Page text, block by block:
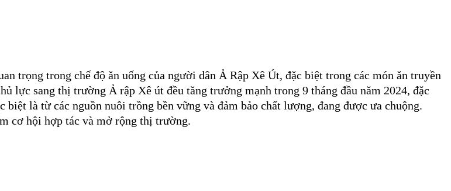
trọng trong chế độ ăn uống của người dân Ả Rập Xê Út, đặc biệt trong các món ăn truyền
lực sang thị trường Ả rập Xê út đều tăng trưởng mạnh trong 9 tháng đầu năm 2024, đặc
là từ các nguồn nuôi trồng bền vững và đảm bảo chất lượng, đang được ưa chuộng.
cơ hội hợp tác và mở rộng thị trường.